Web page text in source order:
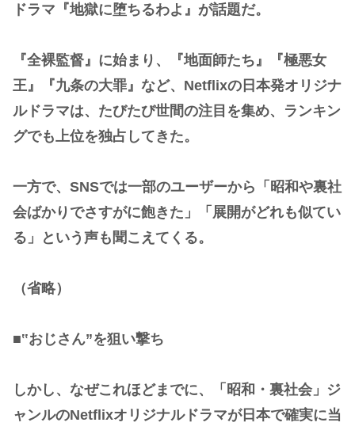
ドラマ『地獄に堕ちるわよ』が話題だ。
『全裸監督』に始まり、『地面師たち』『極悪女
王』『九条の大罪』など、Netflixの日本発オリジナ
ルドラマは、たびたび世間の注目を集め、ランキン
グでも上位を独占してきた。
一方で、SNSでは一部のユーザーから「昭和や裏社
会ばかりでさすがに飽きた」「展開がどれも似てい
る」という声も聞こえてくる。
（省略）
■‟おじさん”を狙い撃ち
しかし、なぜこれほどまでに、「昭和・裏社会」ジ
ャンルのNetflixオリジナルドラマが日本で確実に当